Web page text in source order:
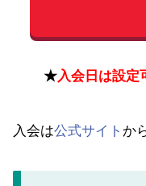
★入会日は設定
入会は公式サイト か